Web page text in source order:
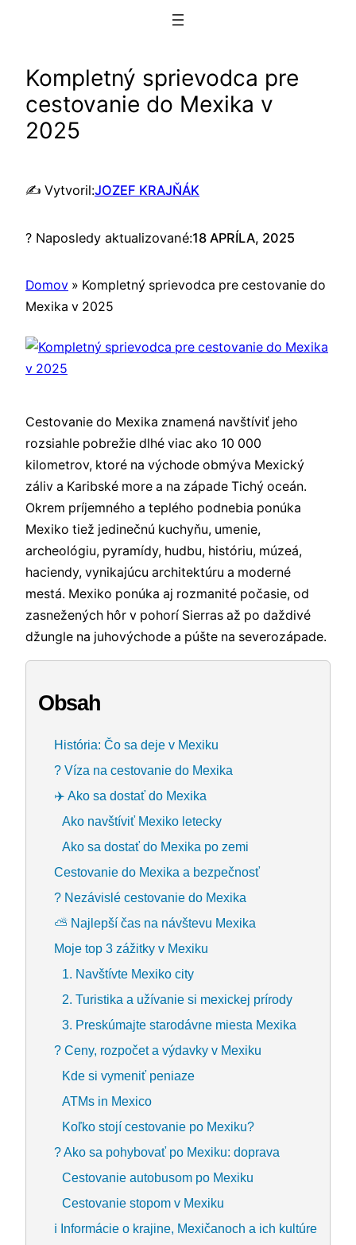
Kompletný sprievodca pre
cestovanie do Mexika v
2025
✍️ Vytvoril:JOZEF KRAJŇÁK
? Naposledy aktualizované:18 APRÍLA, 2025
Domov » Kompletný sprievodca pre cestovanie do
Mexika v 2025
Cestovanie do Mexika znamená navštíviť jeho
rozsiahle pobrežie dlhé viac ako 10 000
kilometrov, ktoré na východe obmýva Mexický
záliv a Karibské more a na západe Tichý oceán.
Okrem príjemného a teplého podnebia ponúka
Mexiko tiež jedinečnú kuchyňu, umenie,
archeológiu, pyramídy, hudbu, históriu, múzeá,
haciendy, vynikajúcu architektúru a moderné
mestá. Mexiko ponúka aj rozmanité počasie, od
zasnežených hôr v pohorí Sierras až po daždivé
džungle na juhovýchode a púšte na severozápade.
Obsah
História: Čo sa deje v Mexiku
? Víza na cestovanie do Mexika
✈️ Ako sa dostať do Mexika
Ako navštíviť Mexiko letecky
Ako sa dostať do Mexika po zemi
Cestovanie do Mexika a bezpečnosť
? Nezávislé cestovanie do Mexika
⛅ Najlepší čas na návštevu Mexika
Moje top 3 zážitky v Mexiku
1. Navštívte Mexiko city
2. Turistika a užívanie si mexickej prírody
3. Preskúmajte starodávne miesta Mexika
? Ceny, rozpočet a výdavky v Mexiku
Kde si vymeniť peniaze
ATMs in Mexico
Koľko stojí cestovanie po Mexiku?
? Ako sa pohybovať po Mexiku: doprava
Cestovanie autobusom po Mexiku
Cestovanie stopom v Mexiku
ℹ Informácie o krajine, Mexičanoch a ich kultúre